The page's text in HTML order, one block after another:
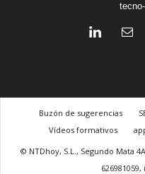
Buzón de sugerencias
Vídeos formativos
© NTDhoy, S.L., Segundo Mata